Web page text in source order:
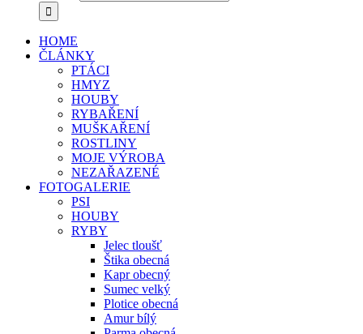
HOME
ČLÁNKY
PTÁCI
HMYZ
HOUBY
RYBAŘENÍ
MUŠKAŘENÍ
ROSTLINY
MOJE VÝROBA
NEZAŘAZENÉ
FOTOGALERIE
PSI
HOUBY
RYBY
Jelec tloušť
Štika obecná
Kapr obecný
Sumec velký
Plotice obecná
Amur bílý